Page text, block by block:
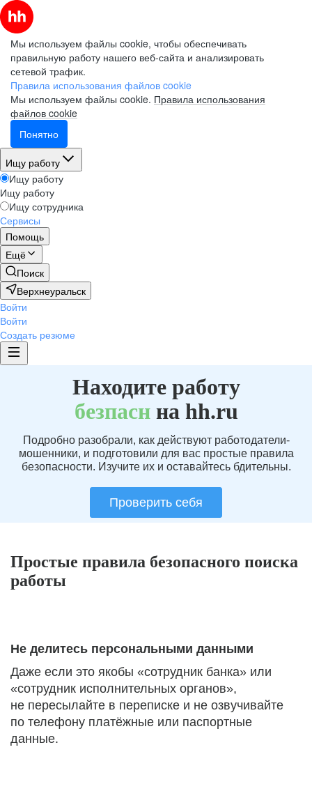
Мы используем файлы cookie, чтобы обеспечивать
правильную работу нашего веб-сайта и анализировать
сетевой трафик.
Правила использования файлов cookie
Мы используем файлы cookie. Правила использования
файлов cookie
Понятно
Ищу работу
Ищу работу
Ищу работу
Ищу сотрудника
Сервисы
Помощь
Ещё
Поиск
Верхнеуральск
Войти
Войти
Создать резюме
Находите работу
безпаснна hh.ru
Подробно разобрали, как действуют работодатели-
мошенники, и подготовили для вас простые правила
безопасности. Изучите их и оставайтесь бдительны.
Проверить себя
Простые правила безопасного поиска
работы
Не делитесь персональными данными
Даже если это якобы «сотрудник банка» или
«сотрудник исполнительных органов»,
не пересылайте в переписке и не озвучивайте
по телефону платёжные или паспортные
данные.